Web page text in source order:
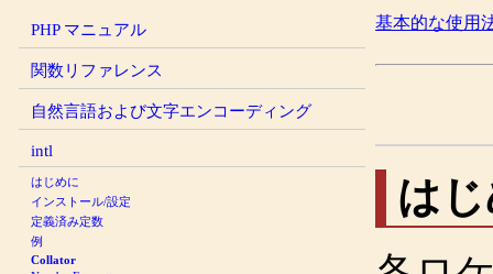
PHP マニュアル
関数リファレンス
自然言語および文字エンコーディング
intl
はじめに
インストール/設定
定義済み定数
例
Collator
基本的な使用
は